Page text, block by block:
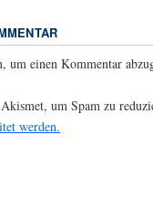
um einen Kommentar
um Spam zu
werden.